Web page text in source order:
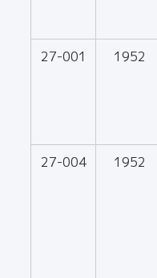
27-001 1952
27-004 1952